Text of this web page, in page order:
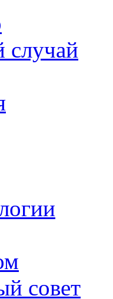
случай
совет